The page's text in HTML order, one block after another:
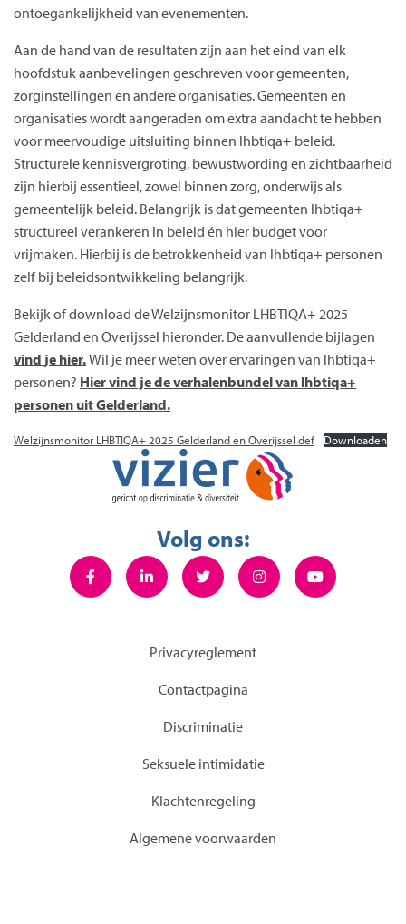
ontoegankelijkheid van evenementen.
Aan de hand van de resultaten zijn aan het eind van elk
hoofdstuk aanbevelingen geschreven voor gemeenten,
zorginstellingen en andere organisaties. Gemeenten en
organisaties wordt aangeraden om extra aandacht te hebben
voor meervoudige uitsluiting binnen lhbtiqa+ beleid.
Structurele kennisvergroting, bewustwording en zichtbaarheid
zijn hierbij essentieel, zowel binnen zorg, onderwijs als
gemeentelijk beleid. Belangrijk is dat gemeenten lhbtiqa+
structureel verankeren in beleid én hier budget voor
vrijmaken. Hierbij is de betrokkenheid van lhbtiqa+ personen
zelf bij beleidsontwikkeling belangrijk.
Bekijk of download de Welzijnsmonitor LHBTIQA+ 2025
Gelderland en Overijssel hieronder. De aanvullende bijlagen
vind je hier.Wil je meer weten over ervaringen van lhbtiqa+
personen? Hier vind je de verhalenbundel van lhbtiqa+
personen uit Gelderland.
Welzijnsmonitor LHBTIQA+ 2025 Gelderland en Overijssel def Downloaden
Volg ons:
Privacyreglement
Contactpagina
Discriminatie
Seksuele intimidatie
KIachtenregeling
Algemene voorwaarden